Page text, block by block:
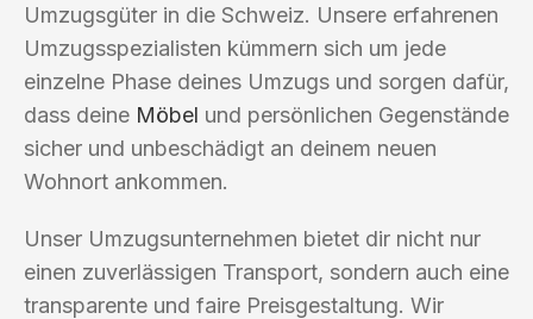
Umzugsgüter in die Schweiz. Unsere erfahrenen
Umzugsspezialisten kümmern sich um jede
einzelne Phase deines Umzugs und sorgen dafür,
dass deine Möbel und persönlichen Gegenstände
sicher und unbeschädigt an deinem neuen
Wohnort ankommen.
Unser Umzugsunternehmen bietet dir nicht nur
einen zuverlässigen Transport, sondern auch eine
transparente und faire Preisgestaltung. Wir